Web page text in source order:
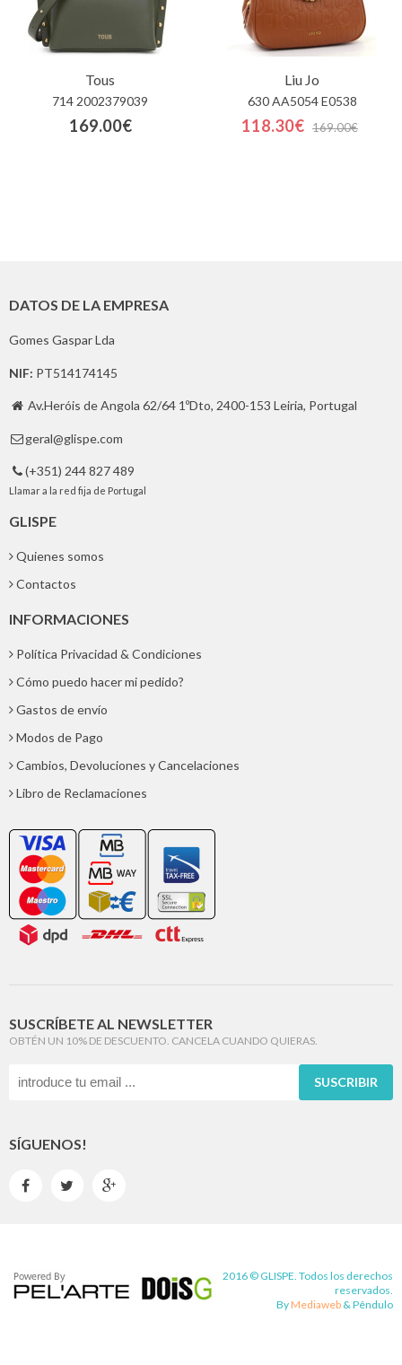
Tous
714 2002379039
169.00€
Liu Jo
630 AA5054 E0538
118.30€ 169.00€
DATOS DE LA EMPRESA
Gomes Gaspar Lda
NIF: PT514174145
 Av.Heróis de Angola 62/64 1ºDto, 2400-153 Leiria, Portugal
 geral@glispe.com
 (+351) 244 827 489
Llamar a la red fija de Portugal
GLISPE
Quienes somos
Contactos
INFORMACIONES
Política Privacidad & Condiciones
Cómo puedo hacer mi pedido?
Gastos de envío
Modos de Pago
Cambios, Devoluciones y Cancelaciones
Libro de Reclamaciones
SUSCRÍBETE AL NEWSLETTER
OBTÉN UN 10% DE DESCUENTO. CANCELA CUANDO QUIERAS.
SUSCRIBIR
SÍGUENOS!
  
2016 © GLISPE. Todos los derechos
reservados.
By Mediaweb & Pêndulo